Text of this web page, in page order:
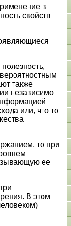
в
свойств
также
независимо
или, что то
то при
ее
В этом